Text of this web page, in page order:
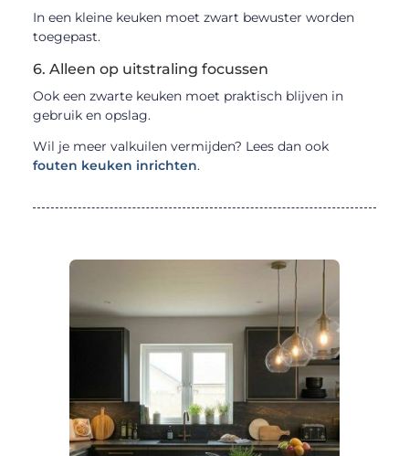
In een kleine keuken moet zwart bewuster worden
toegepast.
6. Alleen op uitstraling focussen
Ook een zwarte keuken moet praktisch blijven in
gebruik en opslag.
Wil je meer valkuilen vermijden? Lees dan ook
fouten keuken inrichten.